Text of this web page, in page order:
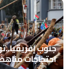
احتجاجات